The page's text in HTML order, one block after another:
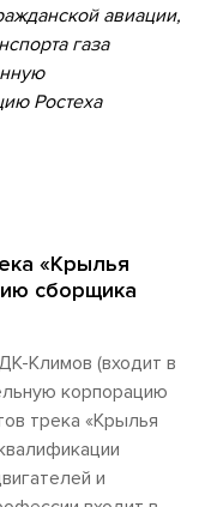
авиации,
газа
Ростеха
«Крылья
сборщика
Климов (входит в
корпорацию
трека «Крылья
и